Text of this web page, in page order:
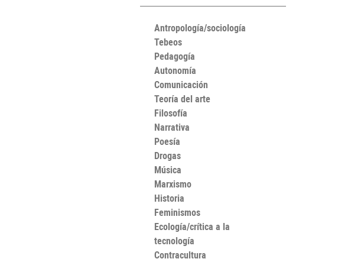
Antropología/sociología
Tebeos
Pedagogía
Autonomía
Comunicación
Teoría del arte
Filosofía
Narrativa
Poesía
Drogas
Música
Marxismo
Historia
Feminismos
Ecología/crítica a la
tecnología
Contracultura